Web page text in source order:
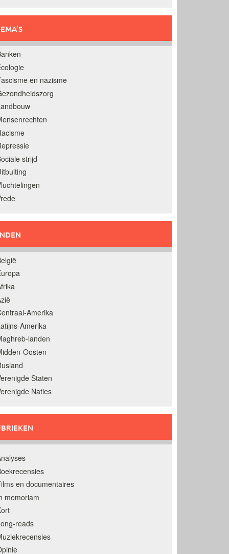
en nazisme
strijd
Amerika
Amerika
landen
Oosten
Staten
Naties
en documentaires
memoriam
reads